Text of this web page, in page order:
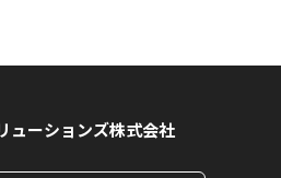
ューションズ株式会社